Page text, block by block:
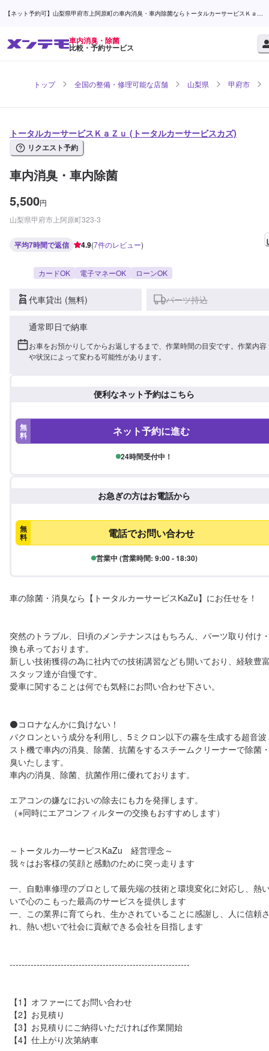
【ネット予約可】山梨県甲府市上阿原町の車内消臭・車内除菌ならトータルカーサービスＫａＺ
車内消臭・除菌
比較・予約サービス
トップ 全国の整備・修理可能な店舗 山梨県 甲府市
トータルカーサービスＫａＺｕ (トータルカーサービスカズ)
リクエスト予約
車内消臭・車内除菌
5,500円
山梨県甲府市上阿原町323-3
平均7時間で返信 4.9(7件のレビュー)
カードOK 電子マネーOK ローンOK
代車貸出 (無料) パーツ持込
通常即日で納車
お車をお預かりしてからお返しするまで、作業時間の目安です。作業内容
や状況によって変わる可能性があります。
便利なネット予約はこちら
無
料 ネット予約に進む
24時間受付中！
お急ぎの方はお電話から
無
料 電話でお問い合わせ
営業中 (営業時間: 9:00 - 18:30)
車の除菌・消臭なら【トータルカーサービスKaZu】にお任せを！
突然のトラブル、日頃のメンテナンスはもちろん、パーツ取り付け
換も承っております。
新しい技術獲得の為に社内での技術講習なども開いており、経験豊
スタッフ達が自慢です。
愛車に関することは何でも気軽にお問い合わせ下さい。
⚫コロナなんかに負けない！
バクロンという成分を利用し、5ミクロン以下の霧を生成する超音波
スト機で車内の消臭、除菌、抗菌をするスチームクリーナーで除菌
臭いたします。
車内の消臭、除菌、抗菌作用に優れております。
エアコンの嫌なにおいの除去にも力を発揮します。
（※同時にエアコンフィルターの交換もおすすめします）
～トータルカ―サービスKaZu　経営理念～
我々はお客様の笑顔と感動のために突っ走ります
一、自動車修理のプロとして最先端の技術と環境変化に対応し、熱
いで心のこもった最高のサービスを提供します
一、この業界に育てられ、生かされていることに感謝し、人に信頼
れ、熱い想いで社会に貢献できる会社を目指します
------------------------------------------------------------
【1】オファーにてお問い合わせ
【2】お見積り
【3】お見積りにご納得いただければ作業開始
【4】仕上がり次第納車